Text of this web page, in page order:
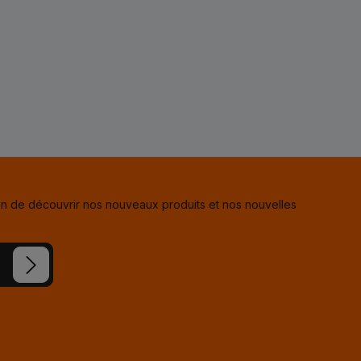
de découvrir nos nouveaux produits et nos nouvelles